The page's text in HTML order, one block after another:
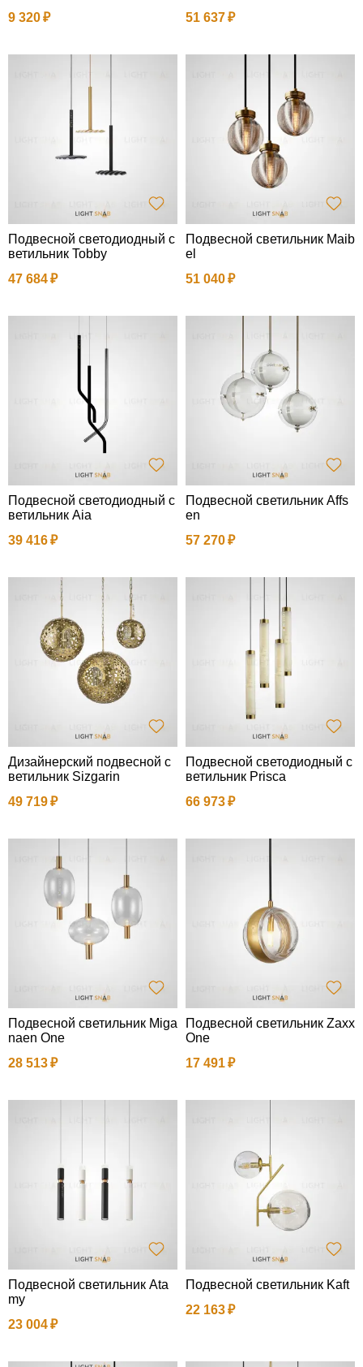
9 320
51 637
Подвесной светодиодный с
ветильник Tobby
47 684
Подвесной светильник Maib
el
51 040
Подвесной светодиодный с
ветильник Aia
39 416
Подвесной светильник Affs
en
57 270
Дизайнерский подвесной с
ветильник Sizgarin
49 719
Подвесной светодиодный с
ветильник Prisca
66 973
Подвесной светильник Miga
naen One
28 513
Подвесной светильник Zaxx
One
17 491
Подвесной светильник Ata
my
23 004
Подвесной светильник Kaft
22 163